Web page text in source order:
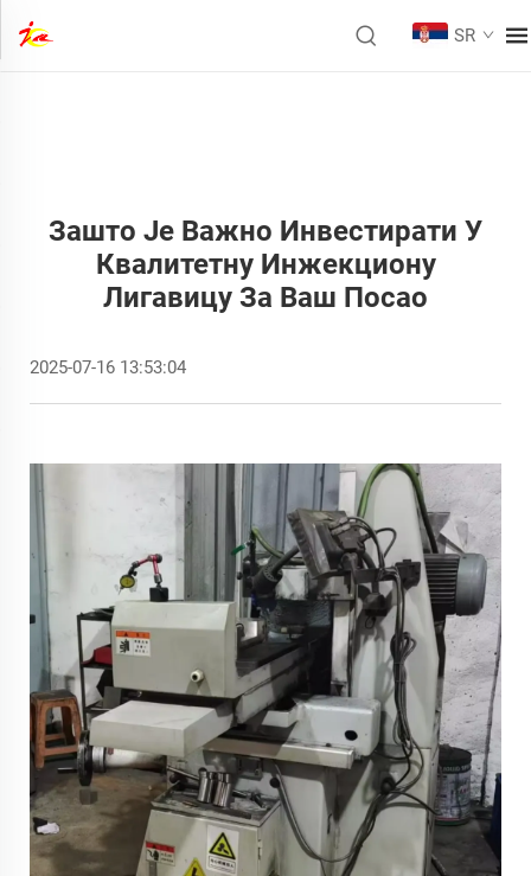
SR
Зашто Је Важно Инвестирати У
Квалитетну Инжекциону
Лигавицу За Ваш Посао
2025-07-16 13:53:04